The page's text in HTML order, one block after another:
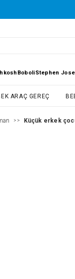
BoboliStephen
ARAÇ GEREÇ
>> Küçük erkek